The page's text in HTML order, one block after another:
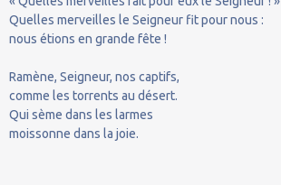
Quelles merveilles le Seigneur fit pour nous :
nous étions en grande fête !
Ramène, Seigneur, nos captifs,
comme les torrents au désert.
Qui sème dans les larmes
moissonne dans la joie.